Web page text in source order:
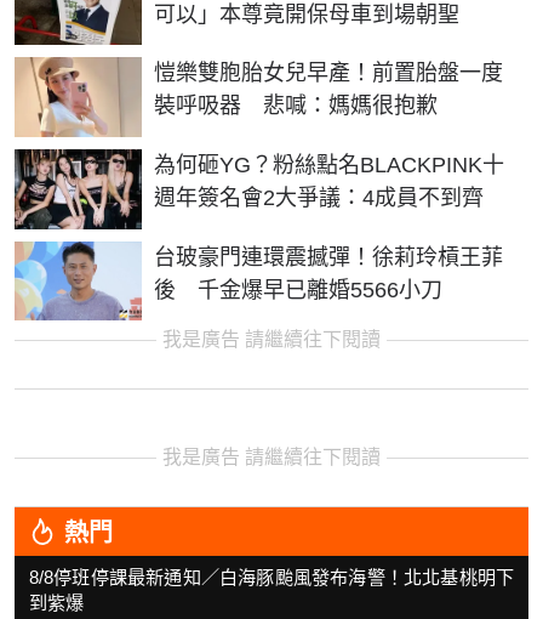
可以」本尊竟開保母車到場朝聖
愷樂雙胞胎女兒早產！前置胎盤一度
裝呼吸器 悲喊：媽媽很抱歉
為何砸YG？粉絲點名BLACKPINK十
週年簽名會2大爭議：4成員不到齊
台玻豪門連環震撼彈！徐莉玲槓王菲
後 千金爆早已離婚5566小刀
我是廣告 請繼續往下閱讀
我是廣告 請繼續往下閱讀
熱門
8/8停班停課最新通知／白海豚颱風發布海警！北北基桃明下
到紫爆